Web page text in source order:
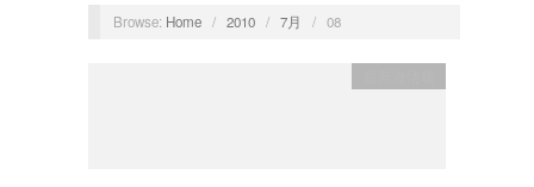
Browse: Home / 2010 / 7月 / 08